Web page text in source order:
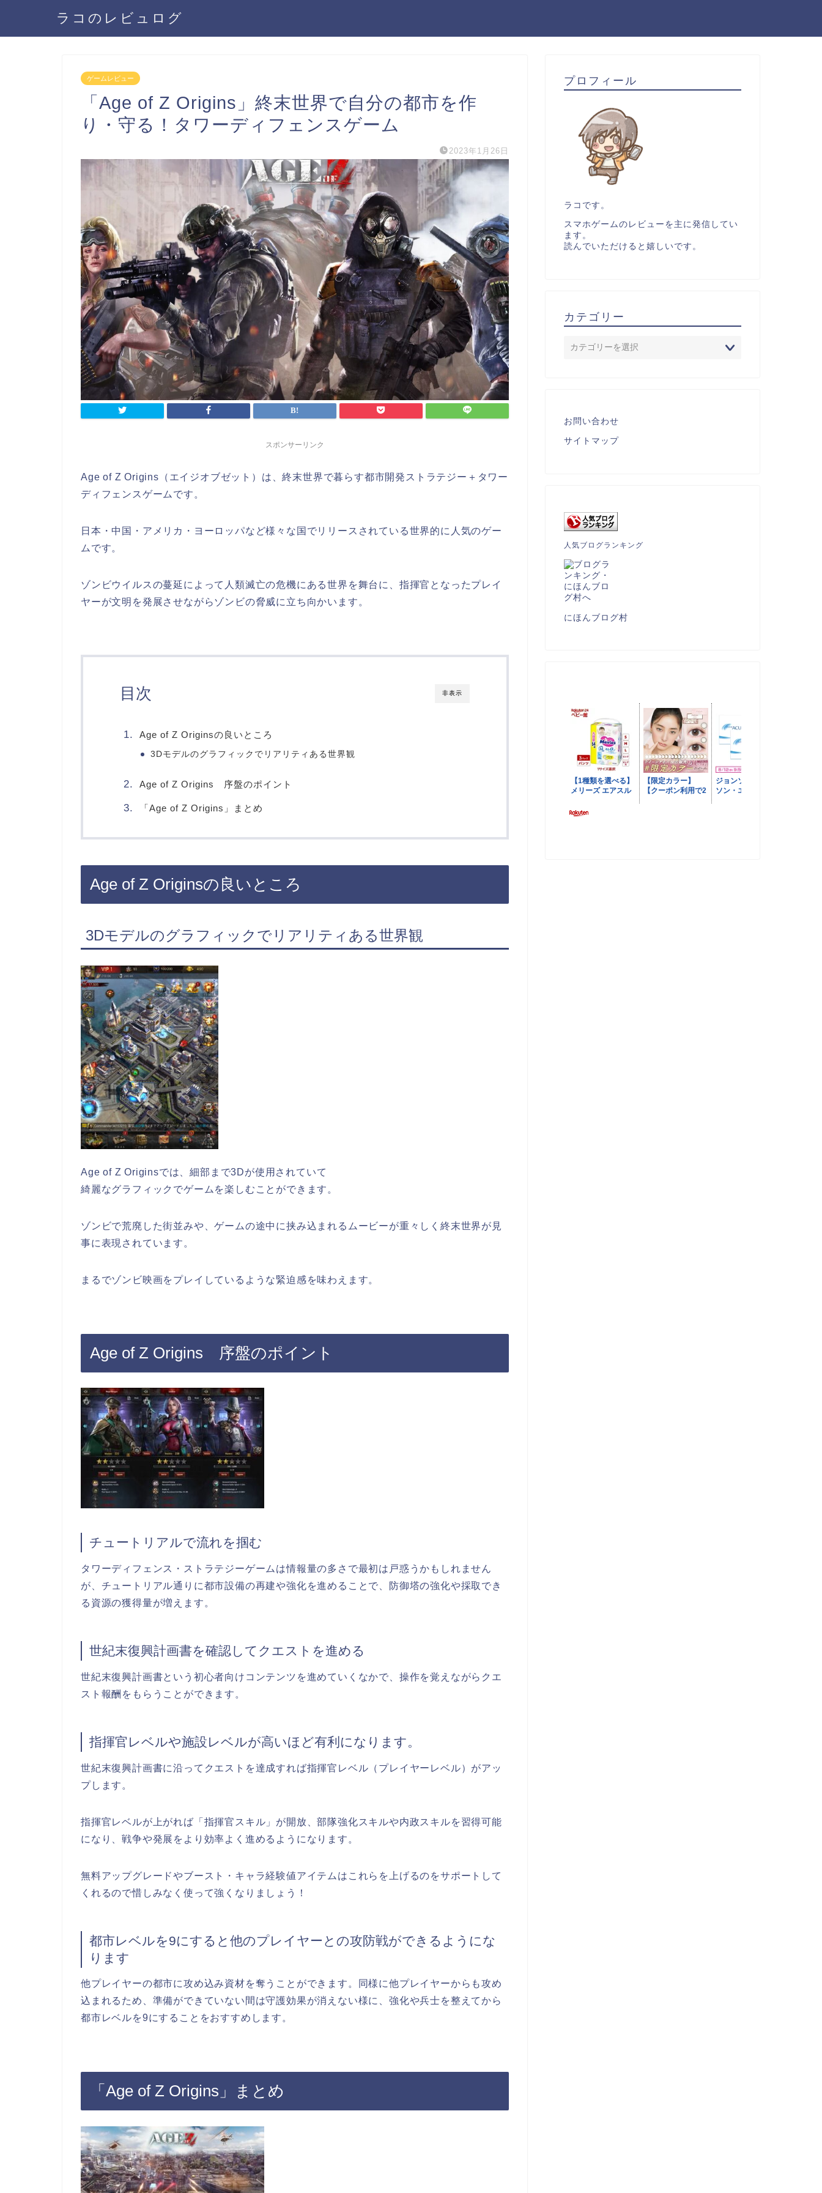
ラコのレビュログ
ゲームレビュー
「Age of Z Origins」終末世界で自分の都市を作
り・守る！タワーディフェンスゲーム
2023年1月26日
スポンサーリンク
Age of Z Origins（エイジオブゼット）は、終末世界で暮らす都市開発ストラテジー＋タワー
ディフェンスゲームです。
日本・中国・アメリカ・ヨーロッパなど様々な国でリリースされている世界的に人気のゲー
ムです。
ゾンビウイルスの蔓延によって人類滅亡の危機にある世界を舞台に、指揮官となったプレイ
ヤーが文明を発展させながらゾンビの脅威に立ち向かいます。
非表示
目次
Age of Z Originsの良いところ
3Dモデルのグラフィックでリアリティある世界観
Age of Z Origins 序盤のポイント
「Age of Z Origins」まとめ
Age of Z Originsの良いところ
3Dモデルのグラフィックでリアリティある世界観
Age of Z Originsでは、細部まで3Dが使用されていて
綺麗なグラフィックでゲームを楽しむことができます。
ゾンビで荒廃した街並みや、ゲームの途中に挟み込まれるムービーが重々しく終末世界が見
事に表現されています。
まるでゾンビ映画をプレイしているような緊迫感を味わえます。
Age of Z Origins 序盤のポイント
チュートリアルで流れを掴む
タワーディフェンス・ストラテジーゲームは情報量の多さで最初は戸惑うかもしれません
が、チュートリアル通りに都市設備の再建や強化を進めることで、防御塔の強化や採取でき
る資源の獲得量が増えます。
世紀末復興計画書を確認してクエストを進める
世紀末復興計画書という初心者向けコンテンツを進めていくなかで、操作を覚えながらクエ
スト報酬をもらうことができます。
指揮官レベルや施設レベルが高いほど有利になります。
世紀末復興計画書に沿ってクエストを達成すれば指揮官レベル（プレイヤーレベル）がアッ
プします。
指揮官レベルが上がれば「指揮官スキル」が開放、部隊強化スキルや内政スキルを習得可能
になり、戦争や発展をより効率よく進めるようになります。
無料アップグレードやブースト・キャラ経験値アイテムはこれらを上げるのをサポートして
くれるので惜しみなく使って強くなりましょう！
都市レベルを9にすると他のプレイヤーとの攻防戦ができるようにな
ります
他プレイヤーの都市に攻め込み資材を奪うことができます。同様に他プレイヤーからも攻め
込まれるため、準備ができていない間は守護効果が消えない様に、強化や兵士を整えてから
都市レベルを9にすることをおすすめします。
「Age of Z Origins」まとめ
プロフィール
ラコです。
スマホゲームのレビューを主に発信してい
ます。
読んでいただけると嬉しいです。
カテゴリー
お問い合わせ
サイトマップ
人気ブログランキング
にほんブログ村